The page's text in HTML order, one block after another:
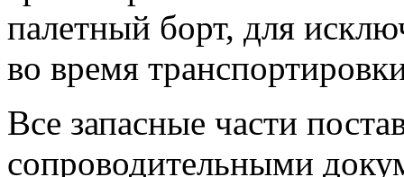
палетный борт, для
во время
Все запасные части
сопроводительными